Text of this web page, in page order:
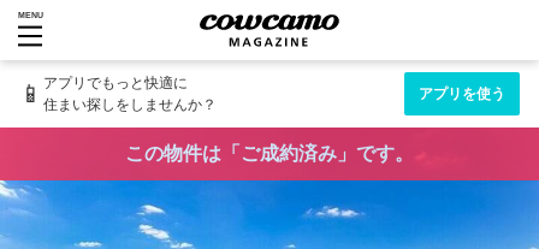
MENU
📱 アプリでもっと快適に
住まい探しをしませんか？
アプリを使う
この物件は「ご成約済み」です。